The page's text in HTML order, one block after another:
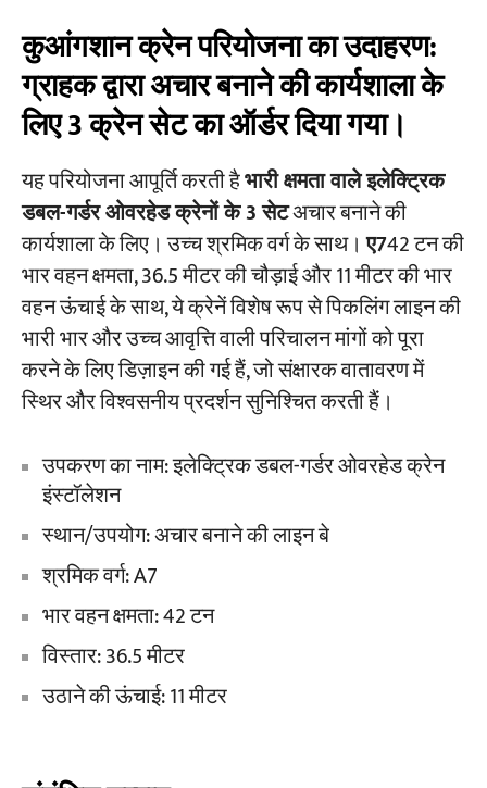
कुआंगशान क्रेन परियोजना का उदाहरण:
ग्राहक द्वारा अचार बनाने की कार्यशाला के
लिए 3 क्रेन सेट का ऑर्डर दिया गया।
यह परियोजना आपूर्ति करती हैभारी क्षमता वाले इलेक्ट्रिक
डबल-गर्डर ओवरहेड क्रेनों के 3 सेटअचार बनाने की
कार्यशाला के लिए। उच्च श्रमिक वर्ग के साथ।ए742 टन की
भार वहन क्षमता, 36.5 मीटर की चौड़ाई और 11 मीटर की भार
वहन ऊंचाई के साथ, ये क्रेनें विशेष रूप से पिकलिंग लाइन की
भारी भार और उच्च आवृत्ति वाली परिचालन मांगों को पूरा
करने के लिए डिज़ाइन की गई हैं, जो संक्षारक वातावरण में
स्थिर और विश्वसनीय प्रदर्शन सुनिश्चित करती हैं।
उपकरण का नाम: इलेक्ट्रिक डबल-गर्डर ओवरहेड क्रेन
इंस्टॉलेशन
स्थान/उपयोग: अचार बनाने की लाइन बे
श्रमिक वर्ग: A7
भार वहन क्षमता: 42 टन
विस्तार: 36.5 मीटर
उठाने की ऊंचाई: 11 मीटर